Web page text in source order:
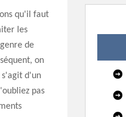
qu'il faut
les
de
on
s'agit d'un
pas